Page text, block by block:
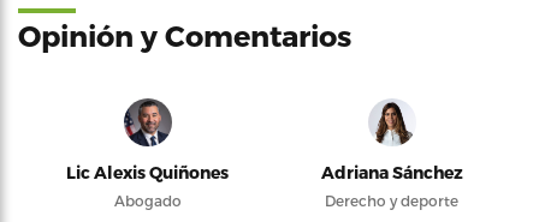
Opinión y Comentarios
Lic Alexis Quiñones
Abogado
Adriana Sánchez
Derecho y deporte